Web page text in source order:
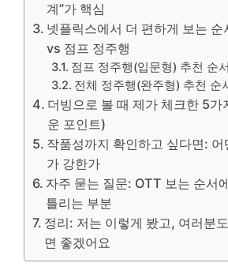
계”가 핵심
넷플릭스에서 더 편하게 보는 순
vs 점프 정주행
점프 정주행(입문형) 추천 순서
전체 정주행(완주형) 추천 순
더빙으로 볼 때 제가 체크한 5가
운 포인트)
작품성까지 확인하고 싶다면: 어
가 강한가
자주 묻는 질문: OTT 보는 순서
틀리는 부분
정리: 저는 이렇게 봤고, 여러분
면 좋겠어요